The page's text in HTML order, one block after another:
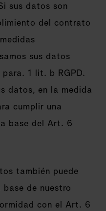
sus datos son
del contrato
sus datos
1 lit. b RGPD.
datos, en la medida
cumplir una
base del Art. 6
también puede
base de nuestro
con el Art. 6